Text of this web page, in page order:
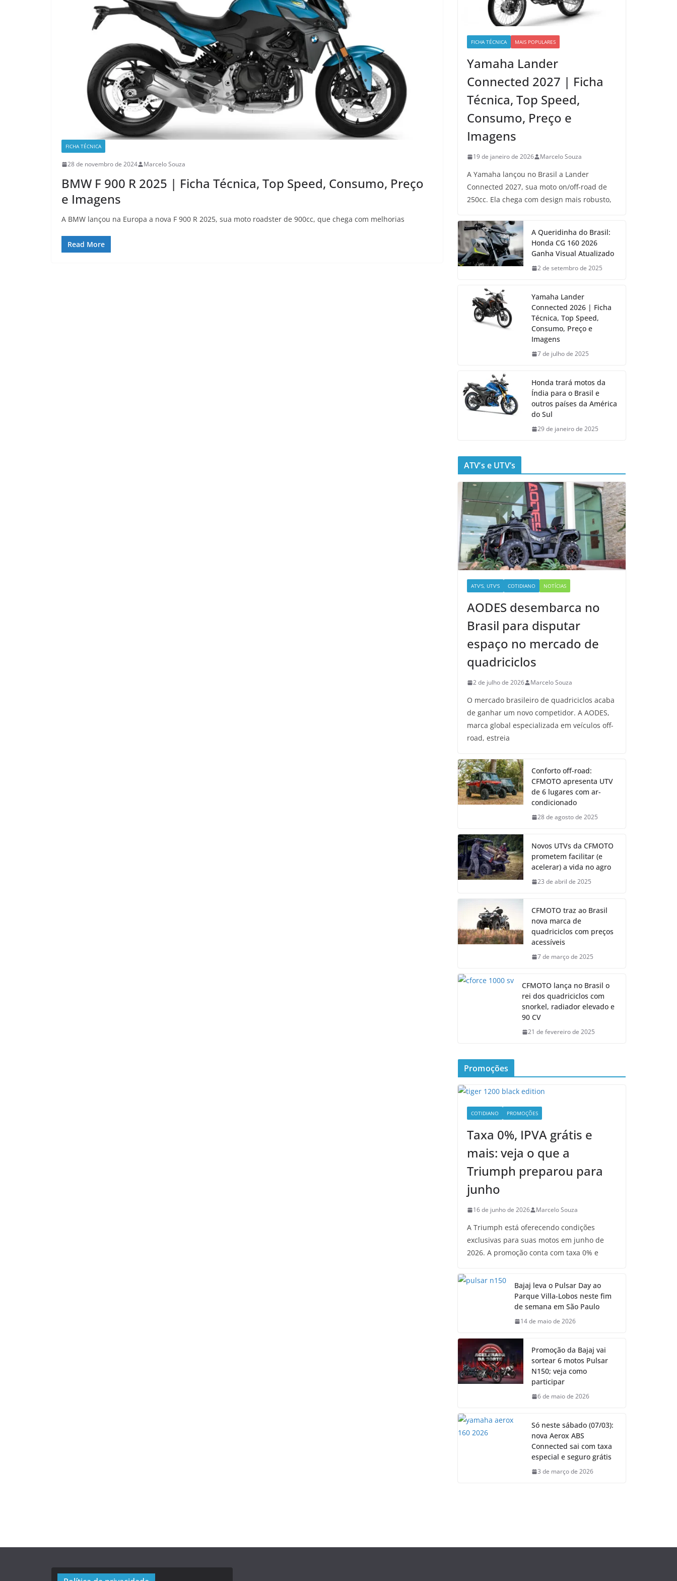
FICHA TÉCNICA
28 de novembro de 2024 Marcelo Souza
BMW F 900 R 2025 | Ficha Técnica, Top Speed, Consumo, Preço
e Imagens
A BMW lançou na Europa a nova F 900 R 2025, sua moto roadster de 900cc, que chega com melhorias
Read More
FICHA TÉCNICA MAIS POPULARES
Yamaha Lander
Connected 2027 | Ficha
Técnica, Top Speed,
Consumo, Preço e
Imagens
19 de janeiro de 2026 Marcelo Souza
A Yamaha lançou no Brasil a Lander
Connected 2027, sua moto on/off-road de
250cc. Ela chega com design mais robusto,
A Queridinha do Brasil:
Honda CG 160 2026
Ganha Visual Atualizado
2 de setembro de 2025
Yamaha Lander
Connected 2026 | Ficha
Técnica, Top Speed,
Consumo, Preço e
Imagens
7 de julho de 2025
Honda trará motos da
Índia para o Brasil e
outros países da América
do Sul
29 de janeiro de 2025
ATV’s e UTV’s
ATV'S, UTV'S COTIDIANO NOTÍCIAS
AODES desembarca no
Brasil para disputar
espaço no mercado de
quadriciclos
2 de julho de 2026 Marcelo Souza
O mercado brasileiro de quadriciclos acaba
de ganhar um novo competidor. A AODES,
marca global especializada em veículos off-
road, estreia
Conforto off-road:
CFMOTO apresenta UTV
de 6 lugares com ar-
condicionado
28 de agosto de 2025
Novos UTVs da CFMOTO
prometem facilitar (e
acelerar) a vida no agro
23 de abril de 2025
CFMOTO traz ao Brasil
nova marca de
quadriciclos com preços
acessíveis
7 de março de 2025
CFMOTO lança no Brasil o
rei dos quadriciclos com
snorkel, radiador elevado e
90 CV
21 de fevereiro de 2025
Promoções
COTIDIANO PROMOÇÕES
Taxa 0%, IPVA grátis e
mais: veja o que a
Triumph preparou para
junho
16 de junho de 2026 Marcelo Souza
A Triumph está oferecendo condições
exclusivas para suas motos em junho de
2026. A promoção conta com taxa 0% e
Bajaj leva o Pulsar Day ao
Parque Villa-Lobos neste fim
de semana em São Paulo
14 de maio de 2026
Promoção da Bajaj vai
sortear 6 motos Pulsar
N150; veja como
participar
6 de maio de 2026
Só neste sábado (07/03):
nova Aerox ABS
Connected sai com taxa
especial e seguro grátis
3 de março de 2026